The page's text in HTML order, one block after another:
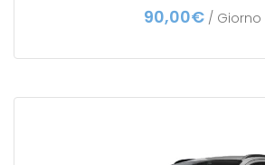
90,00€ / Giorno